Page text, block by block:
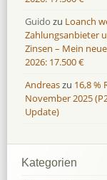
Guido zu Loanch
Zahlungsanbieter
Zinsen – Mein
2026: 17.500 €
Andreaszu 16,8 %
November 2025
Update)
Kategorien